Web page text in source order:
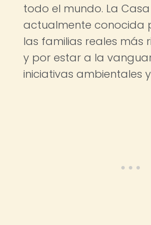
todo el mundo. La
actualmente conocida
las familias reales más
y por estar a la
iniciativas ambientales